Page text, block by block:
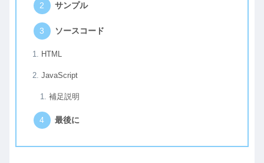
サンプル
ソースコード
HTML
JavaScript
補足説明
最後に